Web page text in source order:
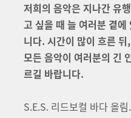
저희의 음악은 지나간 유
고 싶을 때 늘 여러분 곁
니다. 시간이 많이 흐른
모든 음악이 여러분의 긴
르길 바랍니다.
S.E.S. 리드보컬 바다 올림.